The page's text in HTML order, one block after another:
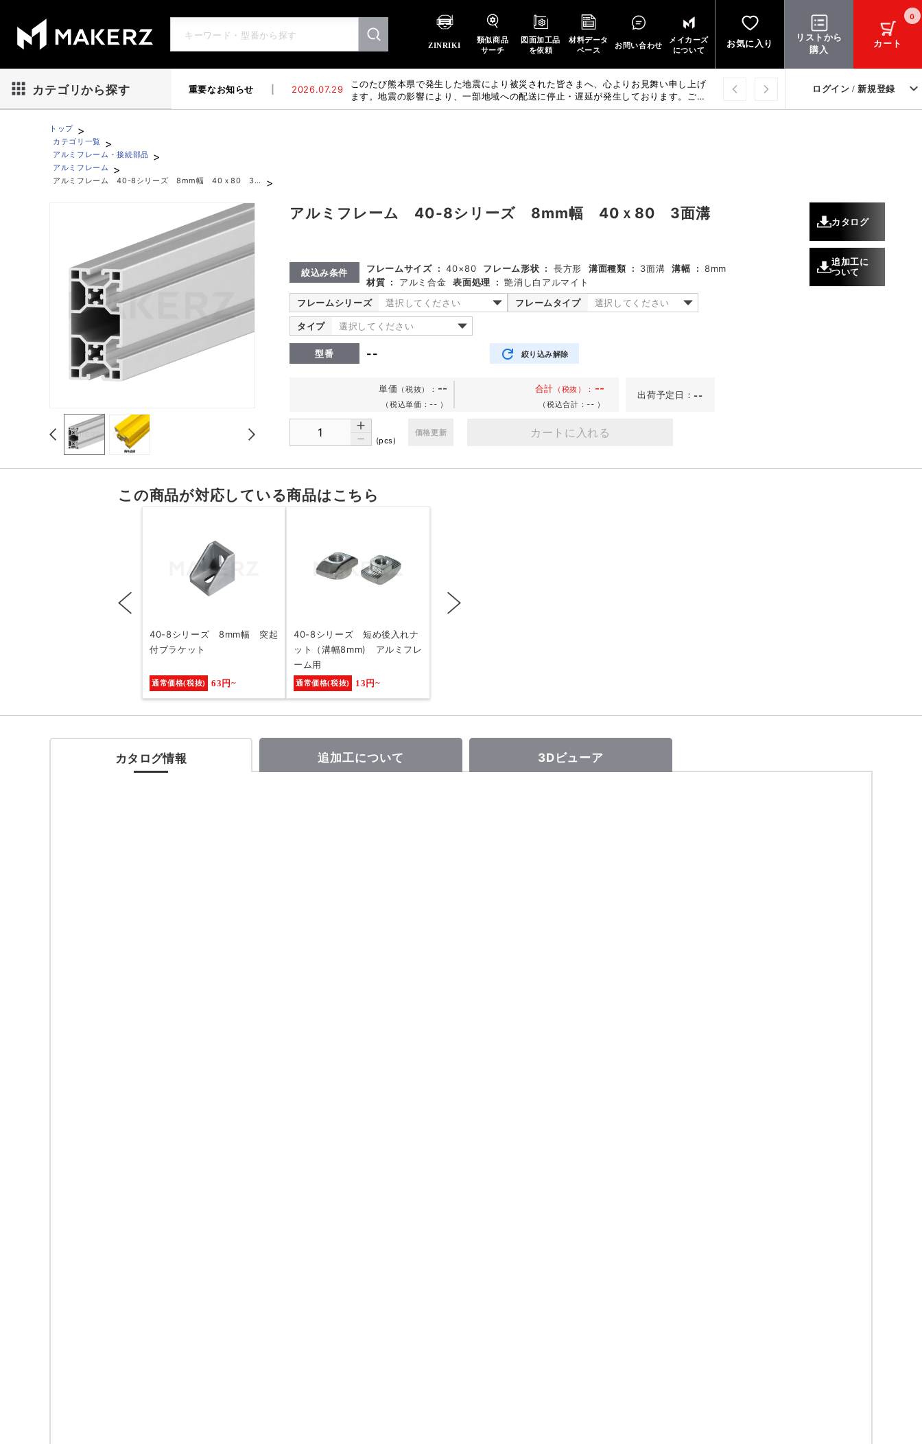
ZINRIKI
類似商品
サーチ
図面加工品
を依頼
材料データ
ベース
お問い合わせ
メイカーズ
について
お気に入り
リストから
購入
カート
0
カテゴリから探す 重要なお知らせ 2026.07.29
このたび熊本県で発生した地震により被災された皆さまへ、心よりお見舞い申し上げ
ます。地震の影響により、一部地域への配送に停止・遅延が発生しております。ご迷
惑をおかけいたしますが、何卒ご理解賜りますようお願い申し上げます。
ログイン / 新規登録
トップ >
カテゴリ一覧 >
アルミフレーム・接続部品 >
アルミフレーム >
アルミフレーム 40-8シリーズ 8mm幅 40ｘ80 3面溝
>
アルミフレーム 40-8シリーズ 8mm幅 40ｘ80 3面溝アルミフレーム 40-8シリーズ 8mm幅 40ｘ80 3面溝
絞込み条件 フレームサイズ : 40×80 フレーム形状 : 長方形 溝面種類 : 3面溝 溝幅 : 8mm
材質 : アルミ合金 表面処理 : 艶消し白アルマイト
フレームシリーズ
選択してください フレームタイプ 選択してください
タイプ 選択してください
型番 -- 絞り込み解除
単価 （税抜） ： --
（税込単価：-- ）
合計 （税抜）： --
（税込合計：-- ）
出荷予定日： --
(pcs)
価格更新 カートに入れる
カタログ
追加工に
ついて
この商品が対応している商品はこちら
40-8シリーズ 8mm幅 突起
付ブラケット
通常価格(税抜) 63円~
40-8シリーズ 短め後入れナ
ット（溝幅8mm) アルミフレ
ーム用
通常価格(税抜) 13円~
カタログ情報 追加工について 3Dビューア